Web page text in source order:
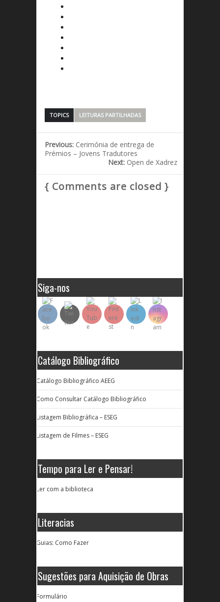
TOPICS LEITURAS PARTILHADAS
Previous: Cerimónia de entrega de
Prémios – Jovens Tradutores
Next: Open de Xadrez
{ Comments are closed }
Siga-nos
Catálogo Bibliográfico
Catálogo Bibliográfico AEEG
Como Consultar Catálogo Bibliográfico
Listagem Bibliográfica – ESEG
Listagem de Filmes – ESEG
Tempo para Ler e Pensar!
Ler com a biblioteca
Literacias
Guias: Como Fazer
Sugestões para Aquisição de Obras
Formulário